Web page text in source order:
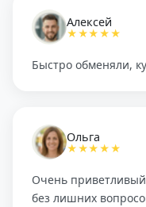
Алексей
★★★★★
Быстро обменяли,
Ольга
★★★★★
Очень
без лишних